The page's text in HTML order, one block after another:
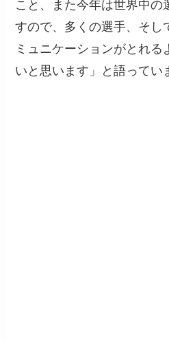
こと、また今年は世界中の
すので、多くの選手、そし
ミュニケーションがとれる
いと思います」と語ってい